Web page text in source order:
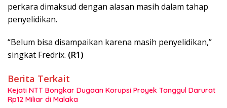
perkara dimaksud dengan alasan masih dalam tahap
penyelidikan.
“Belum bisa disampaikan karena masih penyelidikan,”
singkat Fredrix. (R1)
Berita Terkait
Kejati NTT Bongkar Dugaan Korupsi Proyek Tanggul Darurat
Rp12 Miliar di Malaka